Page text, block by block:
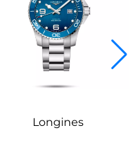
Longines